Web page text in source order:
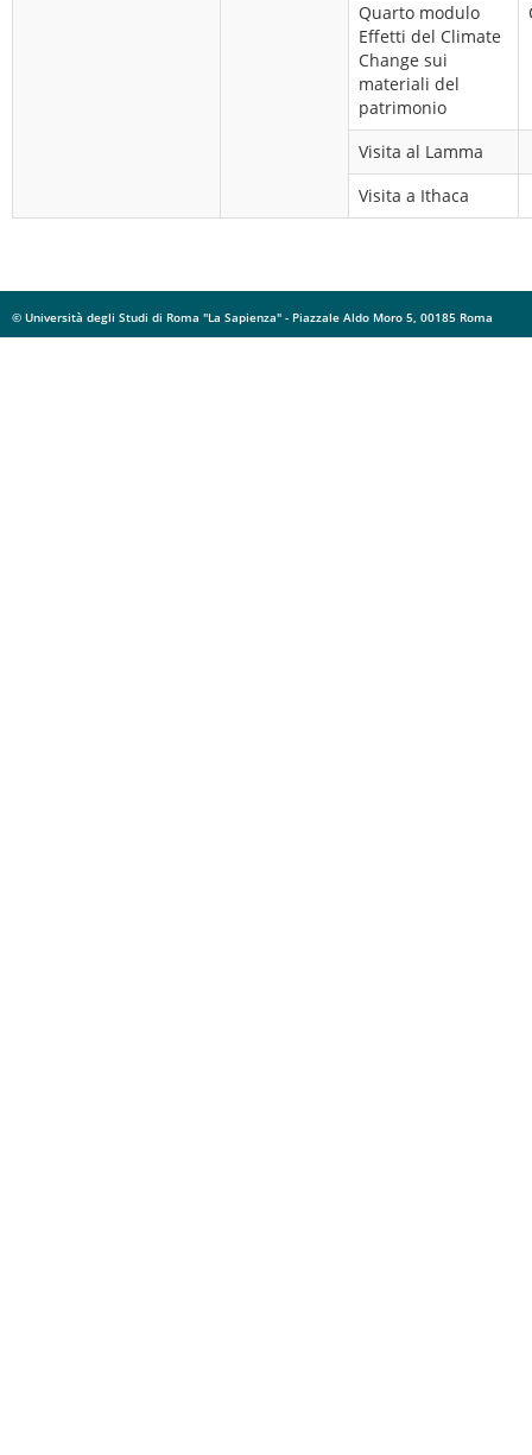
Quarto modulo
Effetti del Climate
Change sui
materiali del
patrimonio
Visita al Lamma
Visita a Ithaca
© Università degli Studi di Roma "La Sapienza" - Piazzale Aldo Moro 5, 00185 Roma